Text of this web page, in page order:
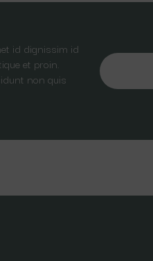
id dignissim id
et proin.
non quis